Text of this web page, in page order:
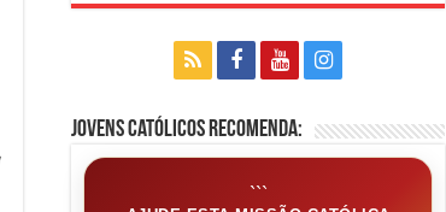
Jovens Católicos Recomenda:
```